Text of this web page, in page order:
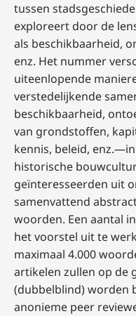
tussen
exploreert door de
als beschikbaarheid,
enz. Het nummer
uiteenlopende
verstedelijkende
beschikbaarheid,
van grondstoffen,
kennis, beleid,
historische
geïnteresseerden uit
samenvattend
woorden. Een aantal
het voorstel uit te
maximaal 4.000
artikelen zullen op de
(dubbelblind) worden
anonieme peer